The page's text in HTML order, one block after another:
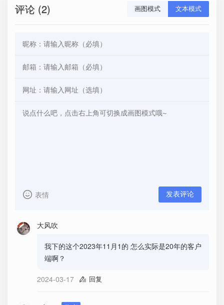
评论 (2) 画图模式 文本模式
表情 发表评论
大风吹
我下的这个2023年11月1的 怎么实际是20年的客户
端啊？
2024-03-17 回复